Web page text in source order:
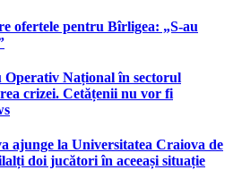
ofertele pentru Bîrligea: „S-au
Național în sectorul
crizei. Cetățenii nu vor fi
ajunge la Universitatea Craiova de
doi jucători în aceeași situație